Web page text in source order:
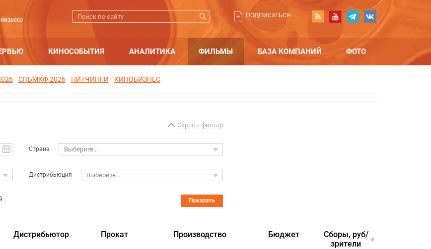
ПОДПИСАТЬСЯ
КИНОСОБЫТИЯ АНАЛИТИКА ФИЛЬМЫ БАЗА КОМПАНИЙ ФОТО
СПБМКФ 2026 ПИТЧИНГИ КИНОБИЗНЕС
Скрыть фильтр
Страна Выберите...
Дистрибьюция Выберите...
Показать
Дистрибьютор Прокат Производство Бюджет
Cборы, руб/
зрители